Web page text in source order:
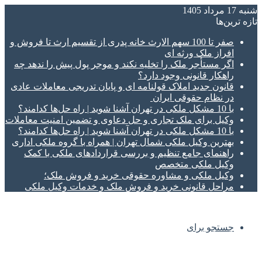
شنبه 17 مرداد 1405
تازه‌ ترین‌ها
صفر تا 100 سهم الارث خانه پدری از تقسیم ارث تا فروش و
افراز ملک ورثه ای
اگر مستأجر ملک را تخلیه نکند و موجر پول پیش را ندهد چه
راهکار قانونی وجود دارد؟
قانون جدید املاک قولنامه ای و پایان تدریجی معاملات عادی
در نظام حقوقی ایران
با 10 مشکل ملکی در تهران آشنا شوید | راه حل‌ها کدامند؟
وکیل برای ملک تجاری و حل دعاوی و تضمین امنیت معاملات
با 10 مشکل ملکی در تهران آشنا شوید | راه حل‌ها کدامند؟
بهترین وکیل ملکی شمال تهران | همراه با گروه ملکی اداری
راهنمای جامع تنظیم و بررسی قراردادهای ملکی با کمک
وکیل ملکی متخصص
وکیل ملکی و مشاوره حقوقی خرید و فروش ملک؛
مراحل قانونی خرید و فروش ملک و خدمات وکیل ملکی
جستجو برای